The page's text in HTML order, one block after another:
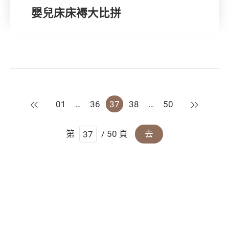
嬰兒床床褥大比拼
上一頁
01 … 36 37 38 … 50 下一頁
第 / 50 頁 去